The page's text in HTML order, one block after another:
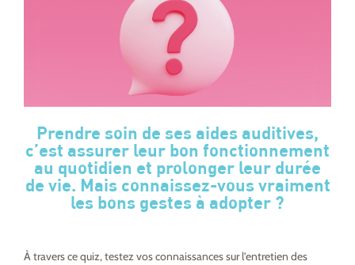
Prendre soin de ses aides auditives,
c’est assurer leur bon fonctionnement
au quotidien et prolonger leur durée
de vie. Mais connaissez-vous vraiment
les bons gestes à adopter ?
À travers ce quiz, testez vos connaissances sur l’entretien des